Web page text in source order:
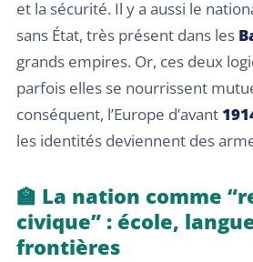
et la sécurité. Il y a aussi le
sans État, très présent dans les
grands empires. Or, ces deux
parfois elles se nourrissent
conséquent, l’Europe d’avant
les identités deviennent des
🏫 La nation comme
civique” : école,
frontières